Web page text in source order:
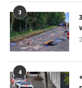
3
4